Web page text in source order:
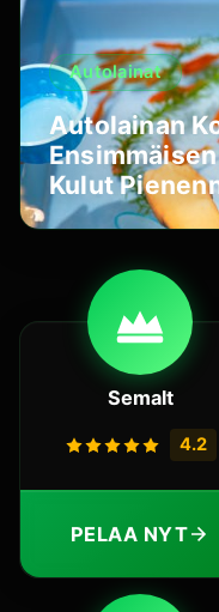
Autolainat
Autolainan
Kulut
Semalt
4.2
PELAA NYT